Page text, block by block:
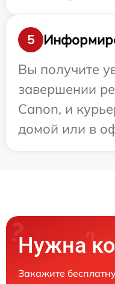
5
Вы получите
завершении
Canon, и
домой или в
Нужна
Закажите